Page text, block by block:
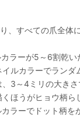
、すべての爪全体
ラーが5～6割乾い
ルカラーでランダ
3～4ミリの大き
ほうがヒョウ柄ら
ラーでドット柄を